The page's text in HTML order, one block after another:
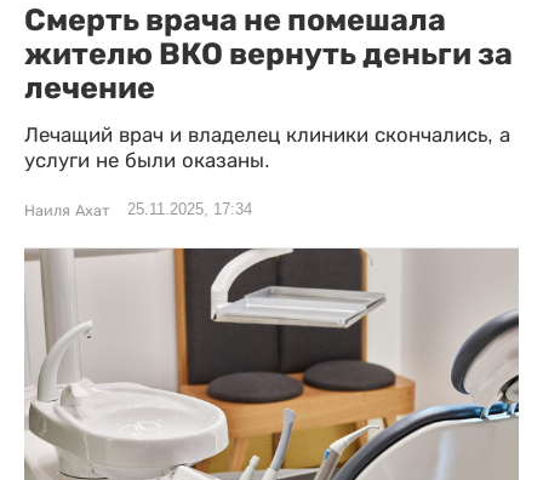
Смерть врача не помешала
жителю ВКО вернуть деньги за
лечение
Лечащий врач и владелец клиники скончались, а
услуги не были оказаны.
Наиля Ахат 25.11.2025, 17:34